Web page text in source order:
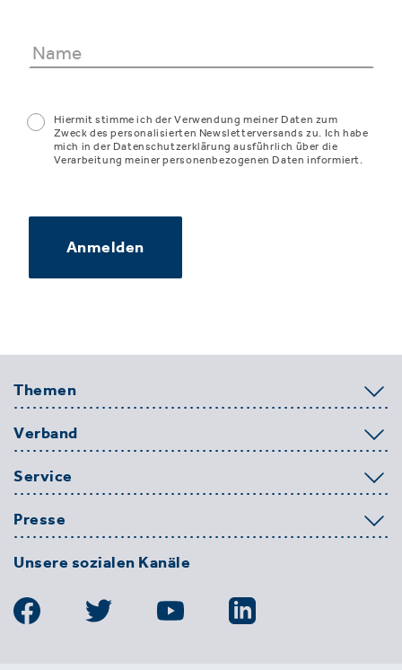
Hiermit stimme ich der Verwendung meiner Daten zum
Zweck des personalisierten Newsletterversands zu. Ich habe
mich in der Datenschutzerklärung ausführlich über die
Verarbeitung meiner personenbezogenen Daten informiert.
Anmelden
Themen
Verband
Service
Presse
Unsere sozialen Kanäle